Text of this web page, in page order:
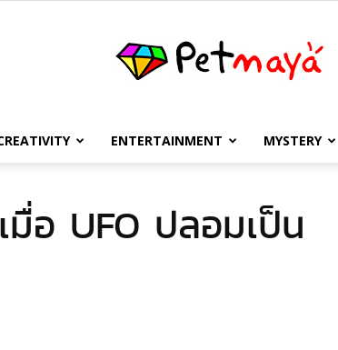
เพชร
ENTERTAINMENT MYSTERY
มื่อ UFO ปลอมเป็น